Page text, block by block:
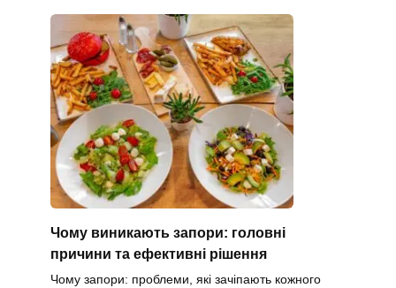
Чому виникають запори: головні
причини та ефективні рішення
Чому запори: проблеми, які зачіпають кожного